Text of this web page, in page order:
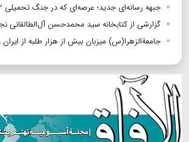
جبهه رسانه‌ای جدید؛ عرصه‌ای که در جنگ تحمیلی ۱۲ روزه گشوده شد
گزارشی از کتابخانه‌ سید محمد‌حسن آل‌الطالقانی
جامعةالزهرا(س) میزبان بیش از هزار طلبه از